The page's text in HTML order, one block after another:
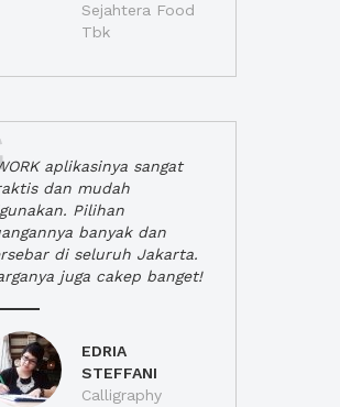
Sejahtera Food
Tbk
aplikasinya sangat
dan mudah
Pilihan
banyak dan
di seluruh Jakarta.
juga cakep banget!
EDRIA
STEFFANI
Calligraphy